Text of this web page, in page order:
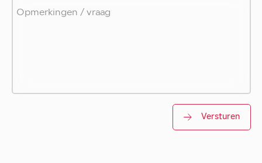
Versturen